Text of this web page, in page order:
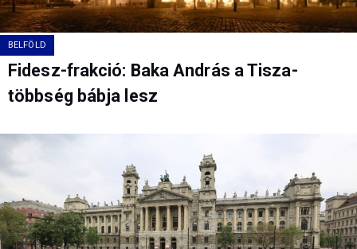
BELFÖLD
Fidesz-frakció: Baka András a Tisza-
többség bábja lesz